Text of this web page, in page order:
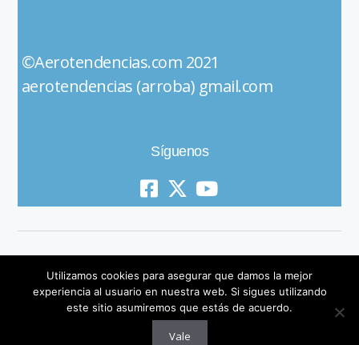
©Aerotendencias.com 2021
aerotendencias (arroba) gmail.com
Síguenos
© 2019 All Rights Reserved
Utilizamos cookies para asegurar que damos la mejor
experiencia al usuario en nuestra web. Si sigues utilizando
este sitio asumiremos que estás de acuerdo.
Vale